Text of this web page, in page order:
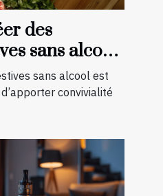
des
sans alcool
saisons
sans alcool est
convivialité